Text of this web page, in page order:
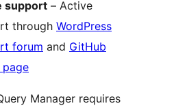
support – Active
through WordPress
forum and GitHub
page
Manager requires